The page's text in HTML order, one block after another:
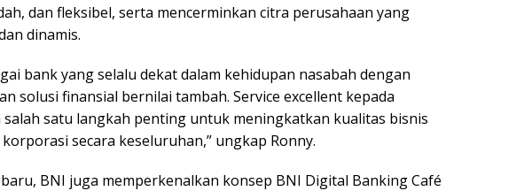
dan fleksibel, serta mencerminkan citra perusahaan yang
dinamis.
bank yang selalu dekat dalam kehidupan nasabah dengan
solusi finansial bernilai tambah. Service excellent kepada
salah satu langkah penting untuk meningkatkan kualitas bisnis
secara keseluruhan,” ungkap Ronny.
BNI juga memperkenalkan konsep BNI Digital Banking Café